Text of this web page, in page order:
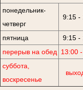
понедельник-
четверг
9:15 -
пятница
9:15 -
перерыв на обед
13:00
суббота,
воскресенье